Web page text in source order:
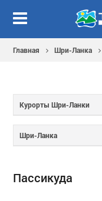
Главная Шри-Ланка
Курорты Шри-Ланки
Шри-Ланка
Пассикуда